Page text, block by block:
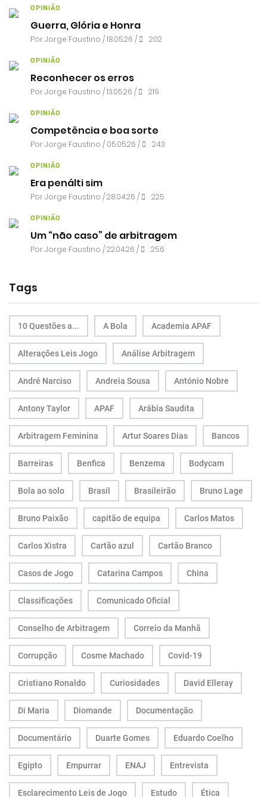
OPINIÃO
Guerra, Glória e Honra
PorJorge Faustino / 18.05.26 / 202
OPINIÃO
Reconhecer os erros
PorJorge Faustino / 13.05.26 / 219
OPINIÃO
Competência e boa sorte
PorJorge Faustino / 05.05.26 / 243
OPINIÃO
Era penálti sim
PorJorge Faustino / 28.04.26 / 225
OPINIÃO
Um “não caso” de arbitragem
PorJorge Faustino / 22.04.26 / 256
Tags
10 Questões a... A Bola Academia APAF
Alterações Leis Jogo Análise Arbitragem
André Narciso Andreia Sousa António Nobre
Antony Taylor APAF Arábia Saudita
Arbitragem Feminina Artur Soares Dias Bancos
Barreiras Benfica Benzema Bodycam
Bola ao solo Brasil Brasileirão Bruno Lage
Bruno Paixão capitão de equipa Carlos Matos
Carlos Xistra Cartão azul Cartão Branco
Casos de Jogo Catarina Campos China
Classificações Comunicado Oficial
Conselho de Arbitragem Correio da Manhã
Corrupção Cosme Machado Covid-19
Cristiano Ronaldo Curiosidades David Elleray
Di Maria Diomande Documentação
Documentário Duarte Gomes Eduardo Coelho
Egipto Empurrar ENAJ Entrevista
Esclarecimento Leis de Jogo Estudo Ética